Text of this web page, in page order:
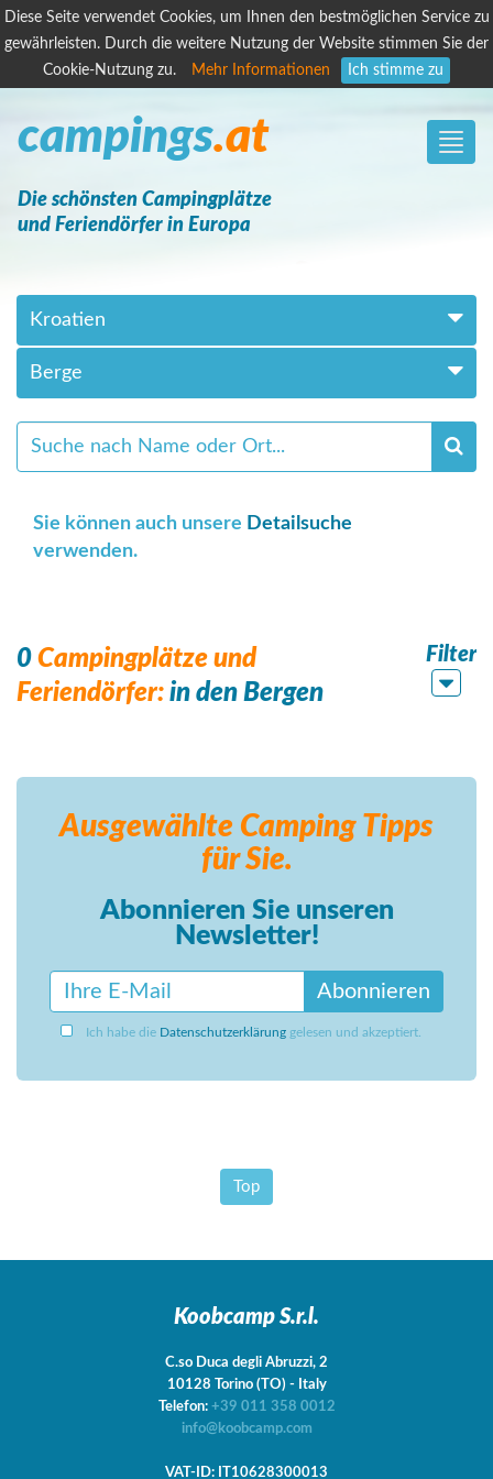
Diese Seite verwendet Cookies, um Ihnen den bestmöglichen Service zu
gewährleisten. Durch die weitere Nutzung der Website stimmen Sie der
Cookie-Nutzung zu.
Mehr Informationen Ich stimme zu
Toggle
campings.at
Die schönsten Campingplätze
und Feriendörfer in Europa
Kroatien
Berge
Sie können auch unsere Detailsuche
verwenden.
0 Campingplätze und
Feriendörfer: in den Bergen
Filter
Ausgewählte Camping Tipps
für Sie.
Abonnieren Sie unseren
Newsletter!
Abonnieren
Ich habe die Datenschutzerklärung gelesen und akzeptiert.
Top
Koobcamp S.r.l.
C.so Duca degli Abruzzi, 2
10128 Torino (TO) - Italy
Telefon: +39 011 358 0012
info@koobcamp.com
VAT-ID: IT10628300013